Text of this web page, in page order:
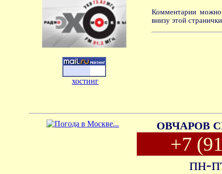
хостинг
Комментарии можно
внизу этой
ОВЧАРОВ
+7
пн-